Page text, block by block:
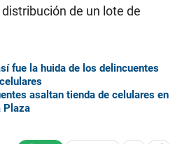
de un lote de
fue la huida de los delincuentes
asaltan tienda de celulares en
Plaza